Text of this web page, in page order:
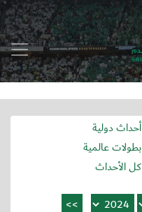
أحداث دولية
بطولات عالمية
كل الأحداث